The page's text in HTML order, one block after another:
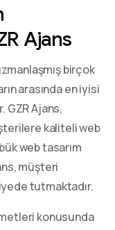
Ajans
birçok
arasında en iyisi
GZR Ajans,
kaliteli web
web tasarım
müşteri
tutmaktadır.
konusunda